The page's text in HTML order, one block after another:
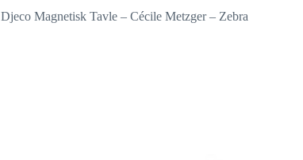
Djeco Magnetisk Tavle – Cécile Metzger – Zebra